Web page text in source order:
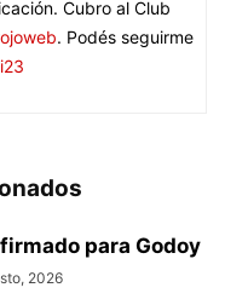
Cubro al Club
. Podés seguirme
para Godoy
2026